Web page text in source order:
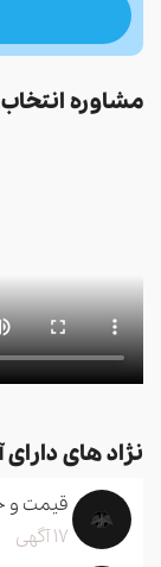
مشاوره
نژاد های
قیمت و
17 آگهی